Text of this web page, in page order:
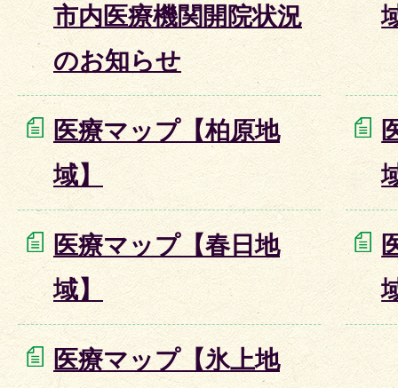
市内医療機関開院状況
のお知らせ
医療マップ【柏原地
域】
医療マップ【春日地
域】
医療マップ【氷上地